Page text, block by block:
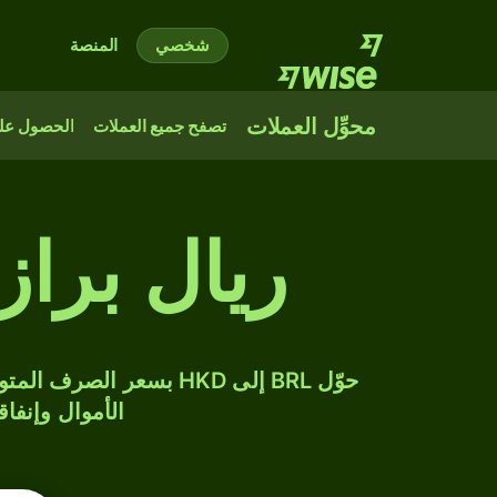
شخصي المنصة
محوِّل العملات تصفح جميع العملات الحصول
ريال
الأموال